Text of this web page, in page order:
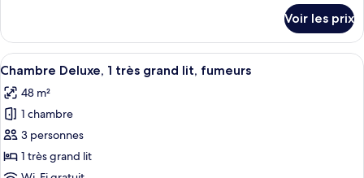
très
grand
lit,
non-
fumeurs
le
type
de
Chambre
Deluxe,
très
grand
lit,
Voir les prix
Afficher
toutes
les
photos
pour
ce
type
Une chambre d’hôtel avec un
5
Chambre Deluxe, 1 très grand lit, fumeurs
48 m²
1 chambre
3 personnes
1 très grand lit